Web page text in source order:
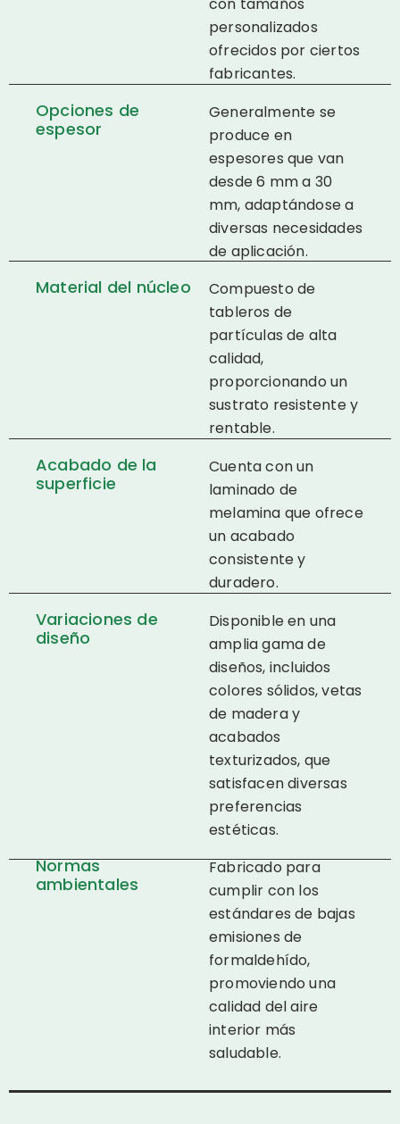
con tamaños
personalizados
ofrecidos por ciertos
fabricantes.
Opciones de
espesor
Generalmente se
produce en
espesores que van
desde 6 mm a 30
mm, adaptándose a
diversas necesidades
de aplicación.
Material del núcleo
Compuesto de
tableros de
partículas de alta
calidad,
proporcionando un
sustrato resistente y
rentable.
Acabado de la
superficie
Cuenta con un
laminado de
melamina que ofrece
un acabado
consistente y
duradero.
Variaciones de
diseño
Disponible en una
amplia gama de
diseños, incluidos
colores sólidos, vetas
de madera y
acabados
texturizados, que
satisfacen diversas
preferencias
estéticas.
Normas
ambientales
Fabricado para
cumplir con los
estándares de bajas
emisiones de
formaldehído,
promoviendo una
calidad del aire
interior más
saludable.